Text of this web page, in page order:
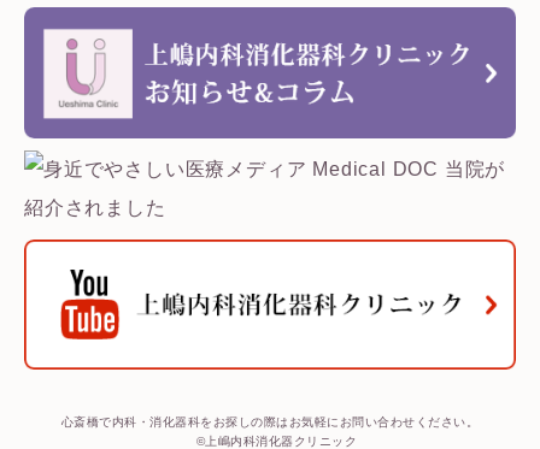
心斎橋で内科・消化器科をお探しの際はお気軽にお問い合わせください。
©上嶋内科消化器クリニック